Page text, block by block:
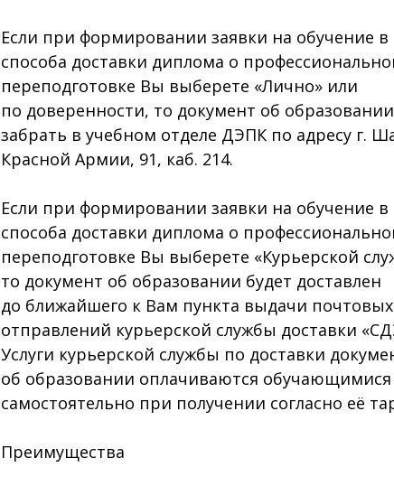
Если при формировании заявки на обучение в
способа доставки диплома о
переподготовке Вы выберете «Лично» или
по доверенности, то документ об
забрать в учебном отделе ДЭПК по адресу г.
Красной Армии, 91, каб. 214.
Если при формировании заявки на обучение в
способа доставки диплома о
переподготовке Вы выберете «Курьерской
то документ об образовании будет доставлен
до ближайшего к Вам пункта выдачи почтовых
отправлений курьерской службы доставки
Услуги курьерской службы по доставки
об образовании оплачиваются обучающимися
самостоятельно при получении согласно её
Преимущества